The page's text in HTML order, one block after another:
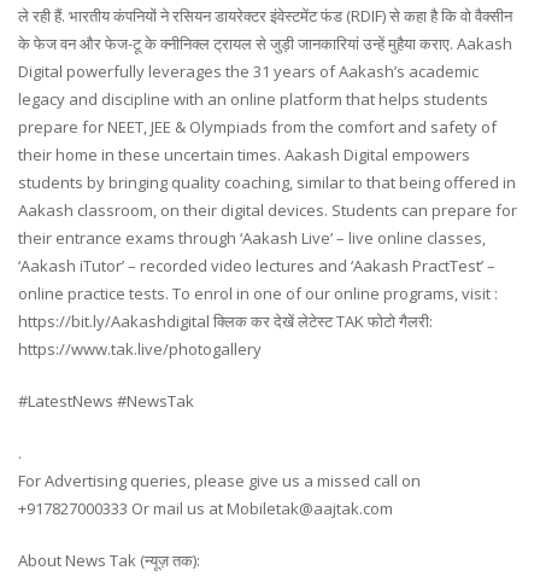
ले रही हैं. भारतीय कंपनियों ने रसियन डायरेक्टर इंवेस्टमेंट फंड (RDIF) से कहा है कि वो वैक्सीन
के फेज वन और फेज-टू के क्नीनिक्ल ट्रायल से जुड़ी जानकारियां उन्हें मुहैया कराए. Aakash
Digital powerfully leverages the 31 years of Aakash’s academic
legacy and discipline with an online platform that helps students
prepare for NEET, JEE & Olympiads from the comfort and safety of
their home in these uncertain times. Aakash Digital empowers
students by bringing quality coaching, similar to that being offered in
Aakash classroom, on their digital devices. Students can prepare for
their entrance exams through ‘Aakash Live’ – live online classes,
‘Aakash iTutor’ – recorded video lectures and ‘Aakash PractTest’ –
online practice tests. To enrol in one of our online programs, visit :
https://bit.ly/Aakashdigital क्लिक कर देखें लेटेस्ट TAK फोटो गैलरी:
https://www.tak.live/photogallery
#LatestNews #NewsTak
.
For Advertising queries, please give us a missed call on
+917827000333 Or mail us at Mobiletak@aajtak.com
About News Tak (न्यूज़ तक):